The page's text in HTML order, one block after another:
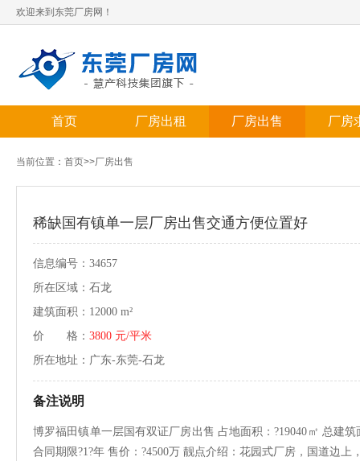
欢迎来到东莞厂房网！
首页 厂房出租 厂房出售 厂房
当前位置： 首页>>厂房出售
稀缺国有镇单一层厂房出售交通方便位置好
信息编号：34657
所在区域：石龙
建筑面积：12000 m²
价 格： 3800 元/平米
所在地址：广东-东莞-石龙
备注说明
博罗福田镇单一层国有双证厂房出售 占地面积：?19040㎡ 总建
合同期限?1?年 售价：?4500万 靓点介绍：花园式厂房，国道边上